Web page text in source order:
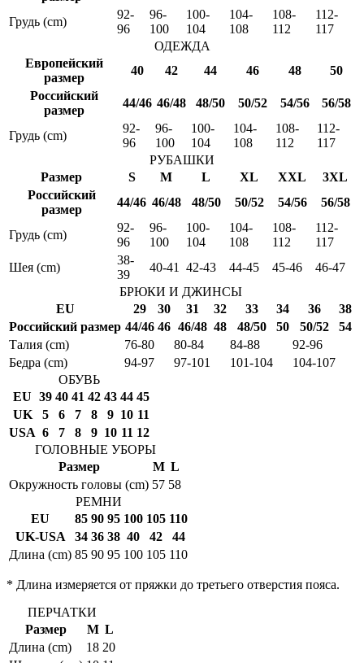
Грудь (cm)
92-
96
96-
100
100-
104
104-
108
108-
112
112-
117
ОДЕЖДА
Европейский
размер
40 42 44 46 48
50
Российский
размер
44/46 46/48 48/50 50/52 54/56 56/58
Грудь (cm)
92-
96
96-
100
100-
104
104-
108
108-
112
112-
117
РУБАШКИ
Размер
S M L XL XXL
3XL
Российский
размер
44/46 46/48 48/50 50/52 54/56 56/58
Грудь (cm)
92-
96
96-
100
100-
104
104-
108
108-
112
112-
117
Шея (cm)
38-
39
40-41 42-43 44-45 45-46
46-47
БРЮКИ И ДЖИНСЫ
EU
29 30 31 32 33 34 36
38
Российский размер 44/46 46 46/48 48 48/50 50 50/52
54
Талия (cm)
76-80 80-84 84-88
92-96
Бедра (cm)
94-97 97-101 101-104
104-107
ОБУВЬ
EU 39 40 41 42 43 44 45
UK
5 6 7 8 9 10 11
USA 6 7 8 9 10 11 12
ГОЛОВНЫЕ УБОРЫ
Размер
M L
Окружность головы (cm) 57 58
РЕМНИ
EU
85 90 95 100 105 110
UK-USA
34 36 38 40 42
44
Длина (cm) 85 90 95 100 105 110
* Длина измеряется от пряжки до третьего отверстия пояса.
ПЕРЧАТКИ
Размер
M L
Длина (cm)
18 20